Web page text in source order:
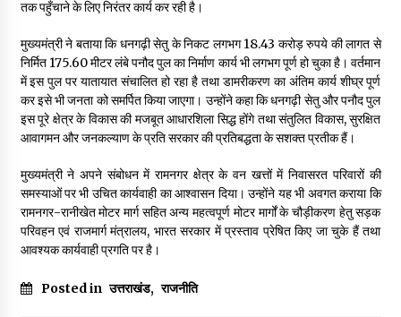
तक पहुँचाने के लिए निरंतर कार्य कर रही है।
मुख्यमंत्री ने बताया कि धनगढ़ी सेतु के निकट लगभग 18.43 करोड़ रुपये की लागत से
निर्मित 175.60 मीटर लंबे पनौद पुल का निर्माण कार्य भी लगभग पूर्ण हो चुका है। वर्तमान
में इस पुल पर यातायात संचालित हो रहा है तथा डामरीकरण का अंतिम कार्य शीघ्र पूर्ण
कर इसे भी जनता को समर्पित किया जाएगा। उन्होंने कहा कि धनगढ़ी सेतु और पनौद पुल
इस पूरे क्षेत्र के विकास की मजबूत आधारशिला सिद्ध होंगे तथा संतुलित विकास, सुरक्षित
आवागमन और जनकल्याण के प्रति सरकार की प्रतिबद्धता के सशक्त प्रतीक हैं।
मुख्यमंत्री ने अपने संबोधन में रामनगर क्षेत्र के वन खत्तों में निवासरत परिवारों की
समस्याओं पर भी उचित कार्यवाही का आश्वासन दिया। उन्होंने यह भी अवगत कराया कि
रामनगर-रानीखेत मोटर मार्ग सहित अन्य महत्वपूर्ण मोटर मार्गों के चौड़ीकरण हेतु सड़क
परिवहन एवं राजमार्ग मंत्रालय, भारत सरकार में प्रस्ताव प्रेषित किए जा चुके हैं तथा
आवश्यक कार्यवाही प्रगति पर है।
Posted in उत्तराखंड, राजनीति